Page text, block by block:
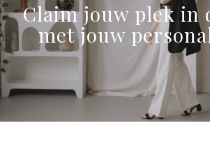
Claim jouw plek in
met jouw